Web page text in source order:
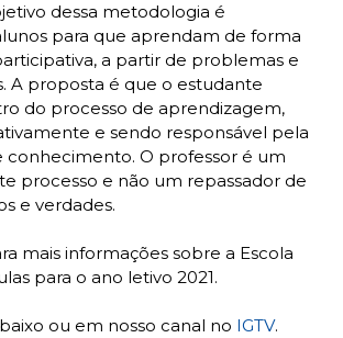
dessa metodologia é
para que aprendam de forma
a partir de problemas e
A proposta é que o estudante
do processo de aprendizagem,
e sendo responsável pela
conhecimento. O professor é um
processo e não um repassador de
e verdades.
mais informações sobre a Escola
para o ano letivo 2021.
ou em nosso canal no IGTV.